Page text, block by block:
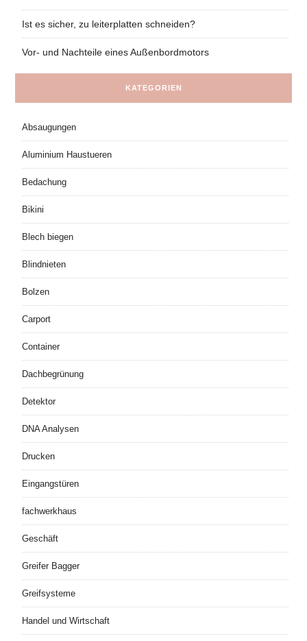
Ist es sicher, zu leiterplatten schneiden?
Vor- und Nachteile eines Außenbordmotors
KATEGORIEN
Absaugungen
Aluminium Haustueren
Bedachung
Bikini
Blech biegen
Blindnieten
Bolzen
Carport
Container
Dachbegrünung
Detektor
DNA Analysen
Drucken
Eingangstüren
fachwerkhaus
Geschäft
Greifer Bagger
Greifsysteme
Handel und Wirtschaft